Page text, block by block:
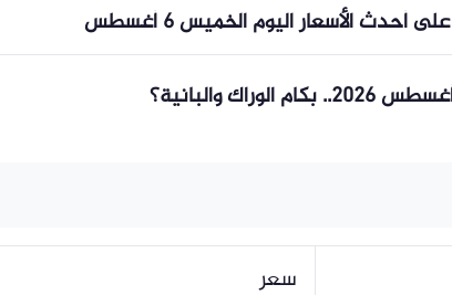
الأسعار اليوم الخميس 6 أغسطس
سعر